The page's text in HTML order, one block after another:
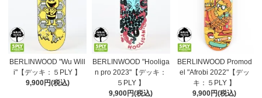
BERLINWOOD "Wu Will
i"【デッキ：５PLY 】
9,900円(税込)
BERLINWOOD "Hooliga
n pro 2023"【デッキ：
５PLY 】
9,900円(税込)
BERLINWOOD Promod
el "Afrobi 2022"【デッ
キ：５PLY 】
9,900円(税込)